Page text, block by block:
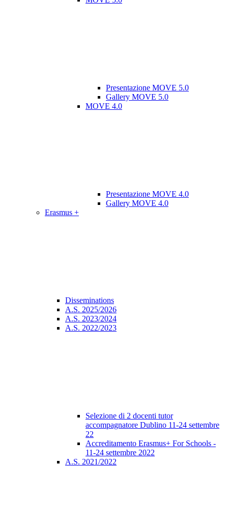
Presentazione MOVE 5.0
Gallery MOVE 5.0
MOVE 4.0
Presentazione MOVE 4.0
Gallery MOVE 4.0
Erasmus +
Disseminations
A.S. 2025/2026
A.S. 2023/2024
A.S. 2022/2023
Selezione di 2 docenti tutor
accompagnatore Dublino 11-24 settembre
22
Accreditamento Erasmus+ For Schools -
11-24 settembre 2022
A.S. 2021/2022